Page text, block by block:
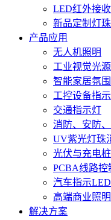
LED红外接
新品定制灯
产品应用
无人机照明
工业视觉光源
智能家居氛
工控设备指
交通指示灯
消防、安防
UV紫光灯珠
光伏与充电
PCBA线路控
汽车指示
高端商业照
解决方案